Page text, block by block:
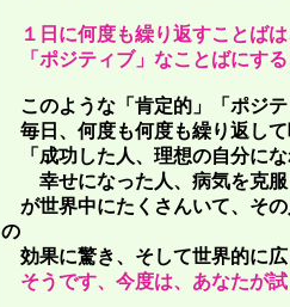
１日に何度も繰り返すことば
「ポジティブ」なことばにす
このような「肯定的」「ポジ
毎日、何度も何度も繰り返し
「成功した人、理想の自分に
幸せになった人、病気を克服
が世界中にたくさんいて、そ
の
効果に驚き、そして世界的に
そうです、今度は、あなたが